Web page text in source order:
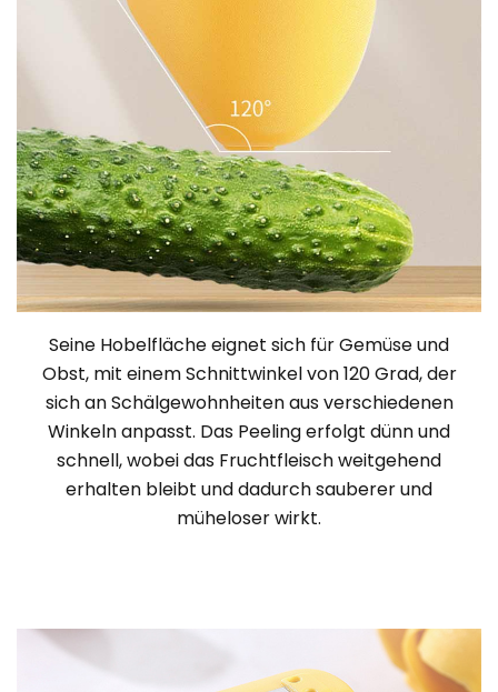
Seine Hobelfläche eignet sich für Gemüse und
Obst, mit einem Schnittwinkel von 120 Grad, der
sich an Schälgewohnheiten aus verschiedenen
Winkeln anpasst. Das Peeling erfolgt dünn und
schnell, wobei das Fruchtfleisch weitgehend
erhalten bleibt und dadurch sauberer und
müheloser wirkt.